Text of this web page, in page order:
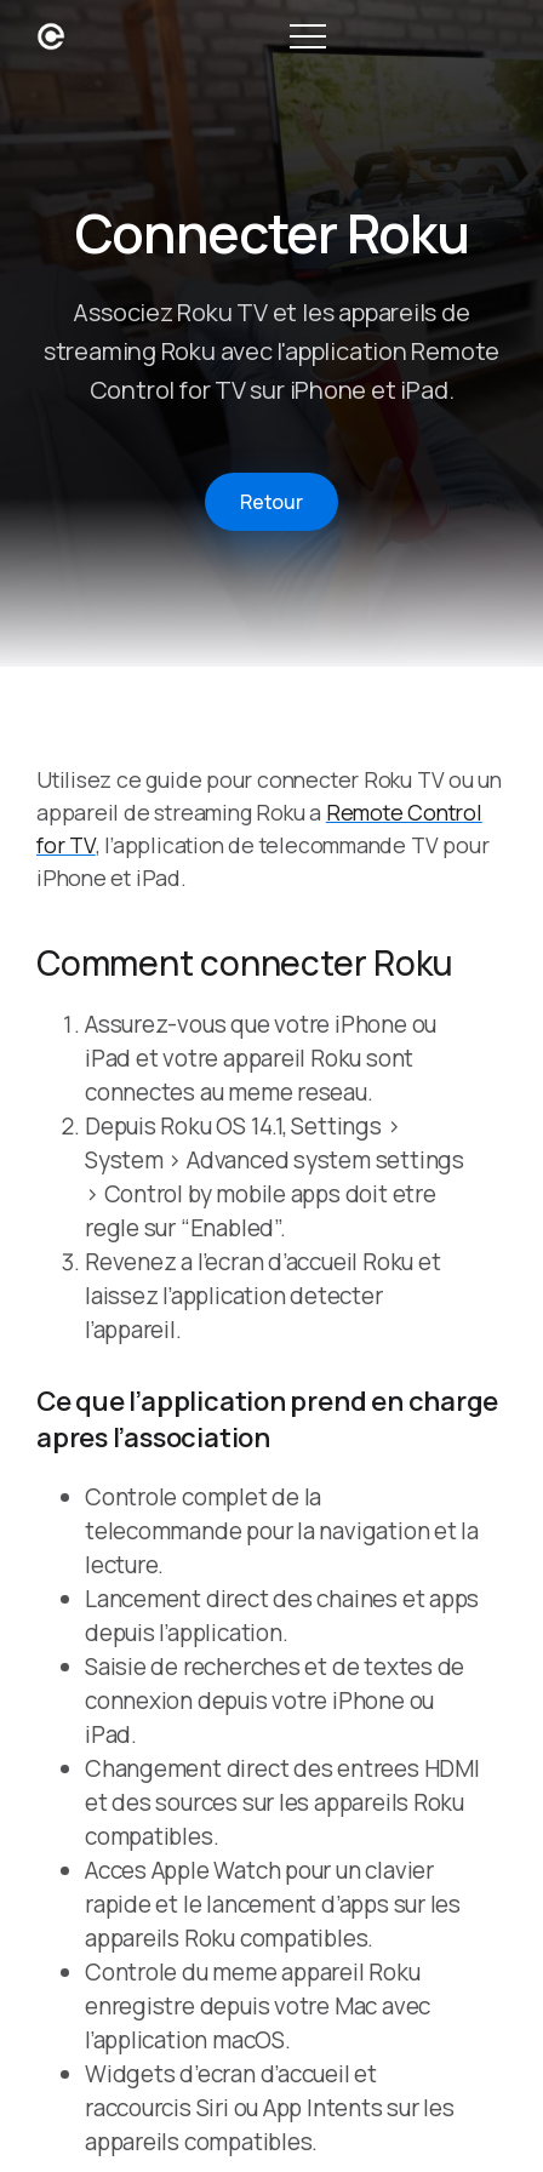
Connecter Roku
Associez Roku TV et les appareils de
streaming Roku avec l'application Remote
Control for TV sur iPhone et iPad.
Retour
Utilisez ce guide pour connecter Roku TV ou un
appareil de streaming Roku a Remote Control
for TV, l’application de telecommande TV pour
iPhone et iPad.
Comment connecter Roku
Assurez-vous que votre iPhone ou
iPad et votre appareil Roku sont
connectes au meme reseau.
Depuis Roku OS 14.1, Settings >
System > Advanced system settings
> Control by mobile apps doit etre
regle sur “Enabled”.
Revenez a l’ecran d’accueil Roku et
laissez l’application detecter
l’appareil.
Ce que l’application prend en charge
apres l’association
Controle complet de la
telecommande pour la navigation et la
lecture.
Lancement direct des chaines et apps
depuis l’application.
Saisie de recherches et de textes de
connexion depuis votre iPhone ou
iPad.
Changement direct des entrees HDMI
et des sources sur les appareils Roku
compatibles.
Acces Apple Watch pour un clavier
rapide et le lancement d’apps sur les
appareils Roku compatibles.
Controle du meme appareil Roku
enregistre depuis votre Mac avec
l’application macOS.
Widgets d’ecran d’accueil et
raccourcis Siri ou App Intents sur les
appareils compatibles.